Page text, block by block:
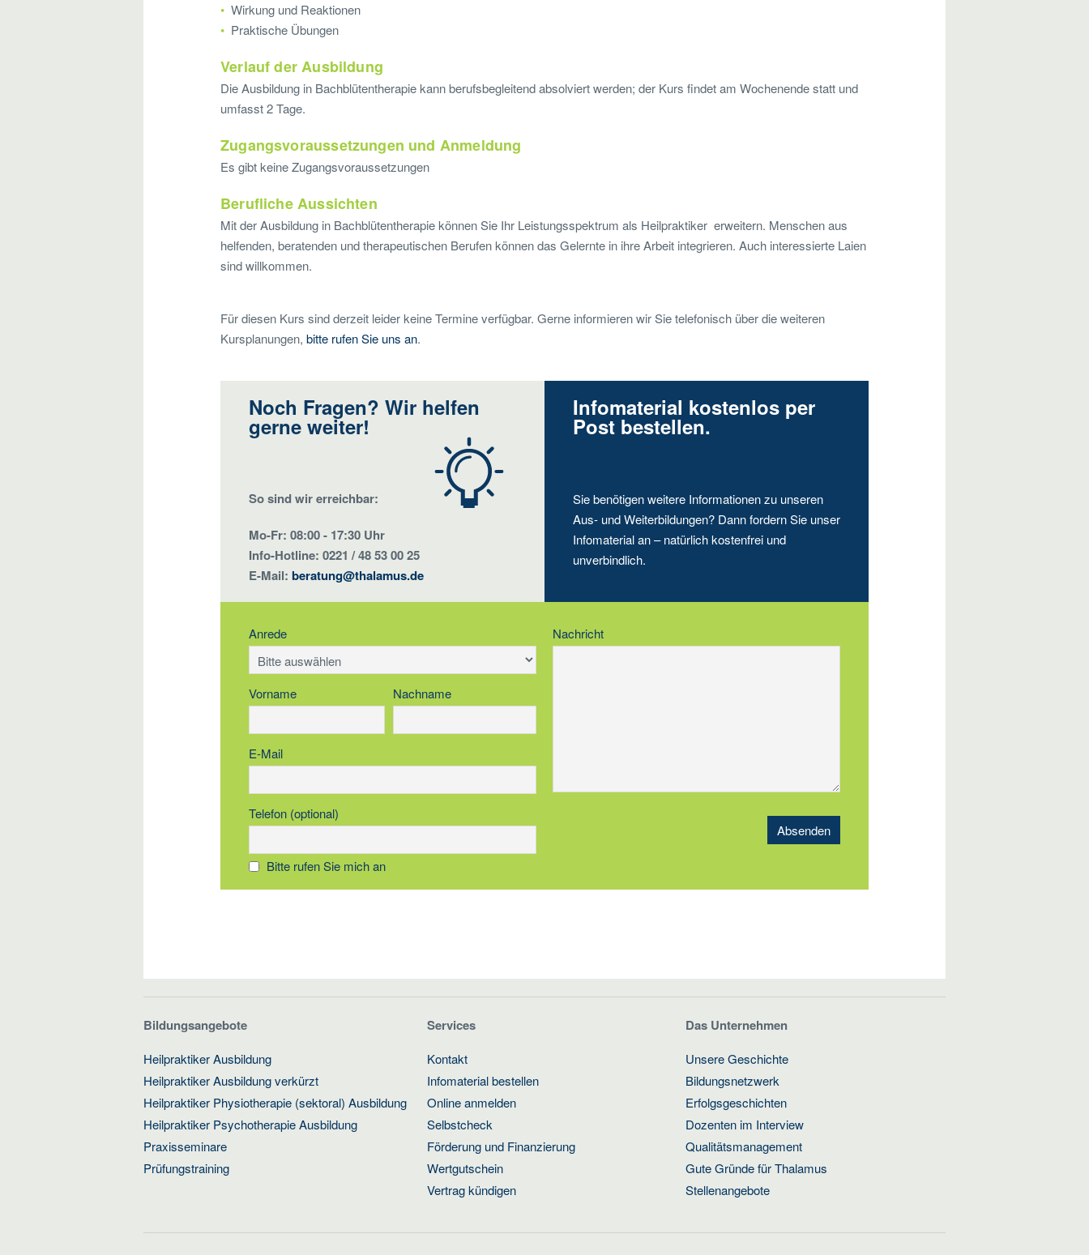
Wirkung und Reaktionen
Praktische Übungen
Verlauf der Ausbildung
Die Ausbildung in Bachblütentherapie kann berufsbegleitend absolviert werden; der Kurs findet am Wochenende statt und
umfasst 2 Tage.
Zugangsvoraussetzungen und Anmeldung
Es gibt keine Zugangsvoraussetzungen
Berufliche Aussichten
Mit der Ausbildung in Bachblütentherapie können Sie Ihr Leistungsspektrum als Heilpraktiker erweitern. Menschen aus
helfenden, beratenden und therapeutischen Berufen können das Gelernte in ihre Arbeit integrieren. Auch interessierte Laien
sind willkommen.
Für diesen Kurs sind derzeit leider keine Termine verfügbar. Gerne informieren wir Sie telefonisch über die weiteren
Kursplanungen, bitte rufen Sie uns an.
Noch Fragen? Wir helfen
gerne weiter!
So sind wir erreichbar:
Mo-Fr: 08:00 - 17:30 Uhr
Info-Hotline: 0221 / 48 53 00 25
E-Mail: beratung@thalamus.de
Infomaterial kostenlos per
Post bestellen.
Sie benötigen weitere Informationen zu unseren
Aus- und Weiterbildungen? Dann fordern Sie unser
Infomaterial an – natürlich kostenfrei und
unverbindlich.
Anrede
Vorname Nachname
E-Mail
Telefon (optional)
Bitte rufen Sie mich an
Nachricht
Absenden
Bildungsangebote
Heilpraktiker Ausbildung
Heilpraktiker Ausbildung verkürzt
Heilpraktiker Physiotherapie (sektoral) Ausbildung
Heilpraktiker Psychotherapie Ausbildung
Praxisseminare
Prüfungstraining
Services
Kontakt
Infomaterial bestellen
Online anmelden
Selbstcheck
Förderung und Finanzierung
Wertgutschein
Vertrag kündigen
Das Unternehmen
Unsere Geschichte
Bildungsnetzwerk
Erfolgsgeschichten
Dozenten im Interview
Qualitätsmanagement
Gute Gründe für Thalamus
Stellenangebote